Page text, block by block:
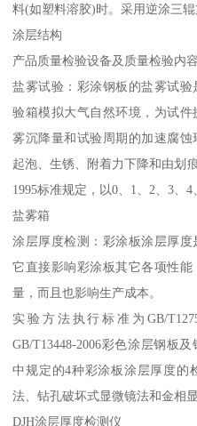
料(如塑料溶胶)时。采用逆涂三辊
涂层结构
产品质量检验设备及质量检验内容
盐雾试验：彩涂钢板的盐雾试
验箱模拟大气自然环境，为试
雾沉降量和试验周期的加速腐
起泡、生锈、附着力下降和由划
1995标准规定，以0、1、2、3、
盐雾箱
涂层厚度检测：彩涂板涂层厚度
它直接影响彩涂板其它各项性
量，而且也影响生产成本。
实验方法执行标准为GB/
GB/T13448-2006彩色涂层钢板
中规定的4种彩涂板涂层厚度的
法、钻孔破坏式显微镜法和金相显
DJH涂层厚度检测仪